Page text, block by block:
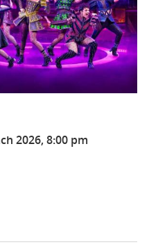
2026, 8:00 pm